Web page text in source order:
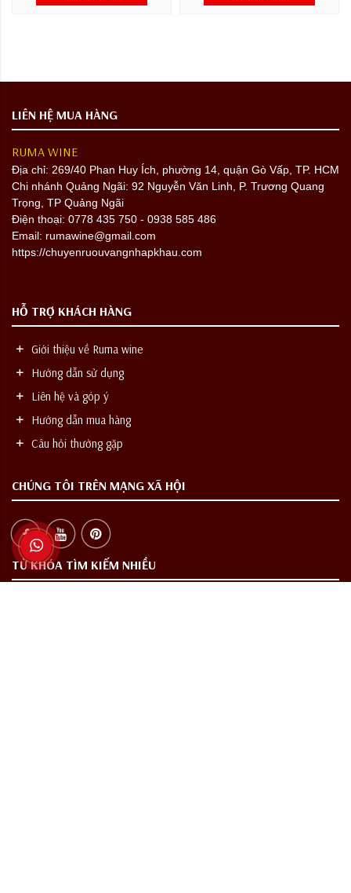
LIÊN HỆ MUA HÀNG
RUMA WINE
Địa chỉ: 269/40 Phan Huy Ích, phường 14, quận Gò Vấp, TP. HCM
Chi nhánh Quảng Ngãi: 92 Nguyễn Văn Linh, P. Trương Quang
Trọng, TP Quảng Ngãi
Điện thoại: 0778 435 750 - 0938 585 486
Email: rumawine@gmail.com
https://chuyenruouvangnhapkhau.com
HỖ TRỢ KHÁCH HÀNG
Giới thiệu về Ruma wine
Hướng dẫn sử dụng
Liên hệ và góp ý
Hướng dẫn mua hàng
Câu hỏi thường gặp
CHÚNG TÔI TRÊN MẠNG XÃ HỘI
TỪ KHÓA TÌM KIẾM NHIỀU